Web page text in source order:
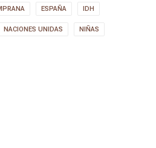
ESPAÑA IDH
NACIONES UNIDAS NIÑAS